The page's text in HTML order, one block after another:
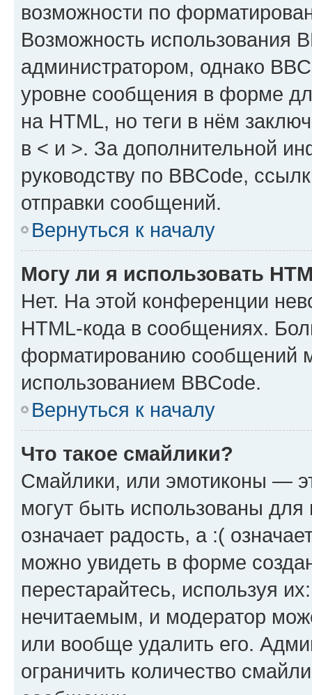
возможности по
Возможность использования
администратором, однако
уровне сообщения в форме
на HTML, но теги в нём
в < и >. За дополнительной
руководству по BBCode,
отправки сообщений.
Вернуться к началу
Могу ли я использовать
Нет. На этой конференции
HTML-кода в сообщениях.
форматированию сообщений
использованием BBCode.
Вернуться к началу
Что такое смайлики?
Смайлики, или эмотиконы —
могут быть использованы
означает радость, а :(
можно увидеть в форме
перестарайтесь, используя
нечитаемым, и модератор
или вообще удалить его.
ограничить количество